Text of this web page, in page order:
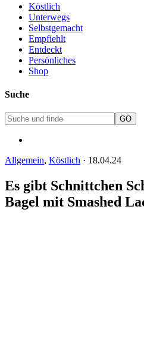
Köstlich
Unterwegs
Selbstgemacht
Empfiehlt
Entdeckt
Persönliches
Shop
Suche
Allgemein, Köstlich · 18.04.24
Es gibt Schnittchen
Bagel mit Smashed